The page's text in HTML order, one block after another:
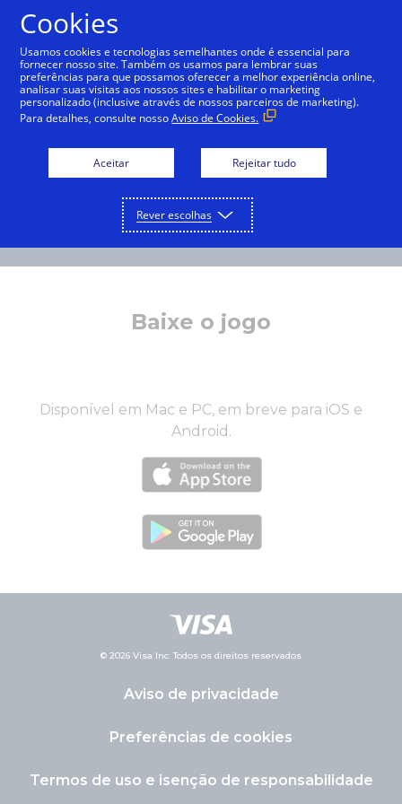
Português
Baixe o jogo
Disponível em Mac e PC, em breve para iOS e
Android.
© 2026 Visa Inc. Todos os direitos reservados
Aviso de privacidade
Preferências de cookies
Termos de uso e isenção de responsabilidade
Cookies
Usamos cookies e tecnologias semelhantes onde é essencial para
fornecer nosso site. Também os usamos para lembrar suas
preferências para que possamos oferecer a melhor experiência online,
analisar suas visitas aos nossos sites e habilitar o marketing
personalizado (inclusive através de nossos parceiros de marketing).
Para detalhes, consulte nossoAviso de Cookies.
Aceitar Rejeitar tudo
Rever escolhas